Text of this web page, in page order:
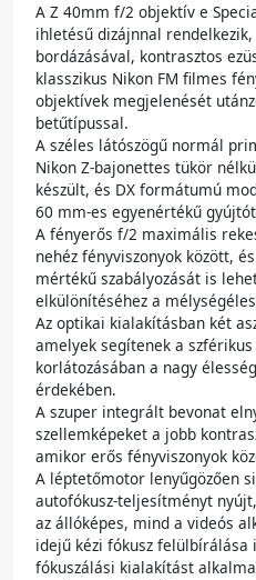
A Z 40mm f/2 objektív e
ihletésű dizájnnal
bordázásával, kontrasztos
klasszikus Nikon FM filmes
objektívek megjelenését
betűtípussal.
A széles látószögű normál
Nikon Z-bajonettes tükör
készült, és DX formátumú
60 mm-es egyenértékű
A fényerős f/2 maximális
nehéz fényviszonyok között,
mértékű szabályozását is
elkülönítéséhez a
Az optikai kialakításban két
amelyek segítenek a
korlátozásában a nagy
érdekében.
A szuper integrált bevonat
szellemképeket a jobb
amikor erős fényviszonyok
A léptetőmotor lenyűgözően
autofókusz-teljesítményt
az állóképes, mind a videós
idejű kézi fókusz felülbírálása
fókuszálási kialakítást